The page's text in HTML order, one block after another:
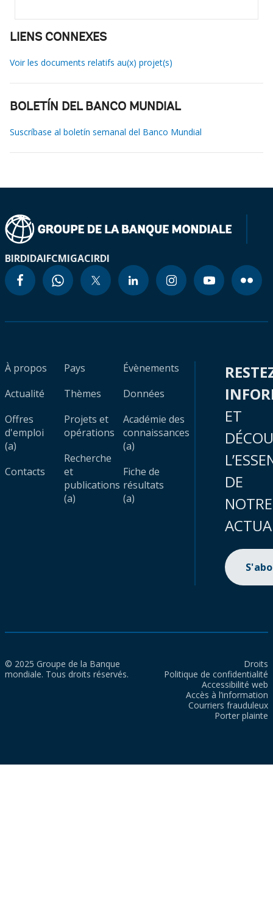
LIENS CONNEXES
Voir les documents relatifs au(x) projet(s)
BOLETÍN DEL BANCO MUNDIAL
Suscríbase al boletín semanal del Banco Mundial
BIRDIDAIFCMIGACIRDI
À propos
Actualité
Offres
d'emploi
(a)
Contacts
Pays
Thèmes
Projets et
opérations
Recherche
et
publications
(a)
Évènements
Données
Académie des
connaissances
(a)
Fiche de
résultats
(a)
ET
DE
NOTRE
© 2025 Groupe de la Banque
mondiale. Tous droits réservés.
Droits
Politique de confidentialité
Accessibilité web
Accès à l’information
Courriers frauduleux
Porter plainte